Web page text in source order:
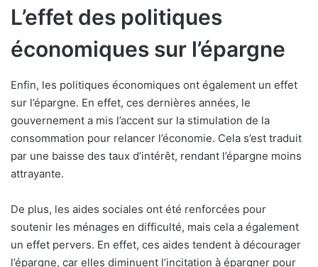
L’effet des politiques
économiques sur l’épargne
Enfin, les politiques économiques ont également un effet
sur l’épargne. En effet, ces dernières années, le
gouvernement a mis l’accent sur la stimulation de la
consommation pour relancer l’économie. Cela s’est traduit
par une baisse des taux d’intérêt, rendant l’épargne moins
attrayante.
De plus, les aides sociales ont été renforcées pour
soutenir les ménages en difficulté, mais cela a également
un effet pervers. En effet, ces aides tendent à décourager
l’épargne, car elles diminuent l’incitation à épargner pour